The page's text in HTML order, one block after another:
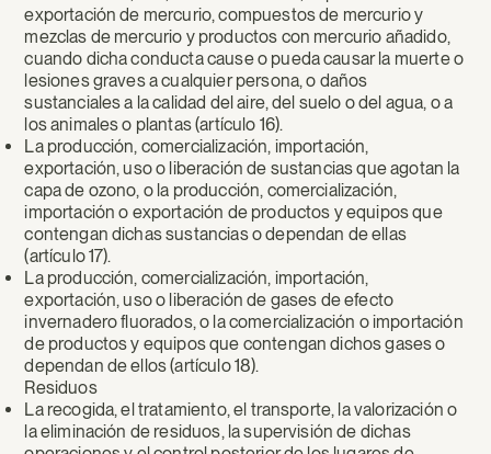
exportación de mercurio, compuestos de mercurio y
mezclas de mercurio y productos con mercurio añadido,
cuando dicha conducta cause o pueda causar la muerte o
lesiones graves a cualquier persona, o daños
sustanciales a la calidad del aire, del suelo o del agua, o a
los animales o plantas (artículo 16).
La producción, comercialización, importación,
exportación, uso o liberación de sustancias que agotan la
capa de ozono, o la producción, comercialización,
importación o exportación de productos y equipos que
contengan dichas sustancias o dependan de ellas
(artículo 17).
La producción, comercialización, importación,
exportación, uso o liberación de gases de efecto
invernadero fluorados, o la comercialización o importación
de productos y equipos que contengan dichos gases o
dependan de ellos (artículo 18).
Residuos
La recogida, el tratamiento, el transporte, la valorización o
la eliminación de residuos, la supervisión de dichas